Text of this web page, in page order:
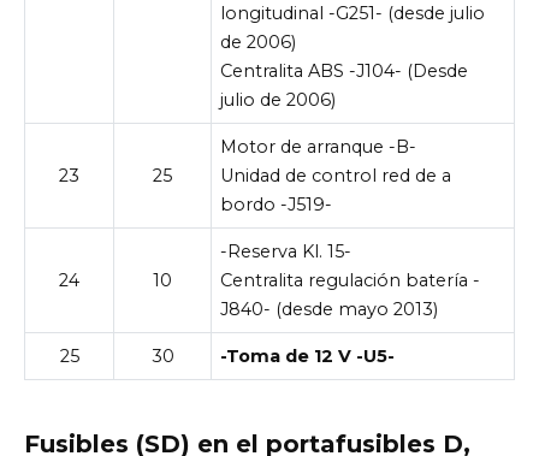
longitudinal -G251- (desde julio
de 2006)
Centralita ABS -J104- (Desde
julio de 2006)
23 25
Motor de arranque -B-
Unidad de control red de a
bordo -J519-
24 10
-Reserva Kl. 15-
Centralita regulación batería -
J840- (desde mayo 2013)
25 30 -Toma de 12 V -U5-
Fusibles (SD) en el portafusibles D,